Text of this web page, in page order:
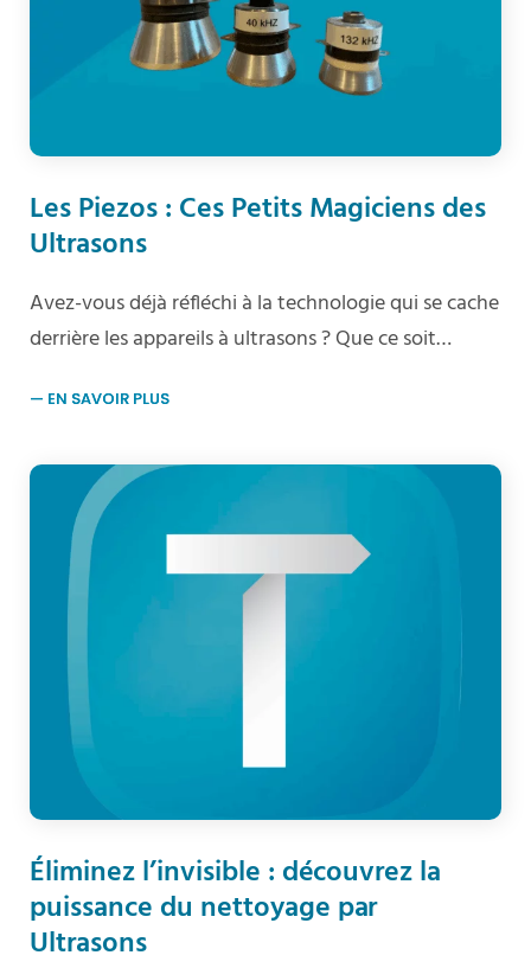
Les Piezos : Ces Petits Magiciens des
Ultrasons
Avez-vous déjà réfléchi à la technologie qui se cache
derrière les appareils à ultrasons ? Que ce soit…
Éliminez l’invisible : découvrez la
puissance du nettoyage par
Ultrasons